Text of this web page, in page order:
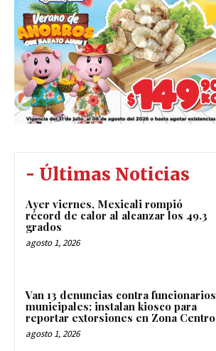
- Últimas Noticias
Ayer viernes, Mexicali rompió
récord de calor al alcanzar los 49.3
grados
agosto 1, 2026
Van 13 denuncias contra funcionarios
municipales; instalan kiosco para
reportar extorsiones en Zona Centro
agosto 1, 2026